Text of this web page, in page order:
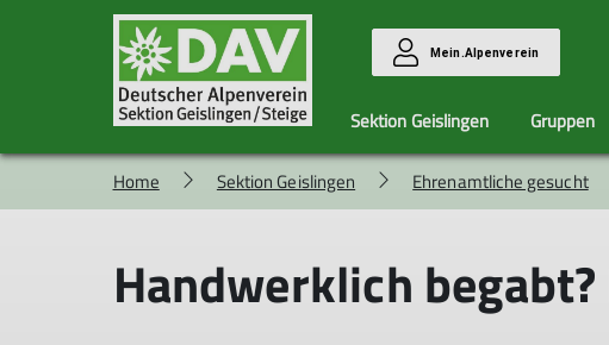
Mein.Alpenverein
Sektion Geislingen
DAV- und
Ehrenamtliche
Ehreamtliche Helfer für die
Sektion
Kontakt
Gruppen
DraußenHelden Gipfelzwerge
Haus Schattwald
Übernachtungspreise Haus Schattwald
Hüttenordnung Haus Schattwald
Home Sektion Geislingen Ehrenamtliche gesucht
Handwerklich